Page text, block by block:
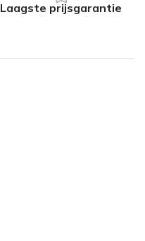
Laagste prijsgarantie